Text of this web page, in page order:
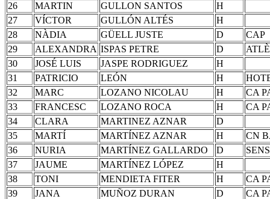
26
MARTIN GULLON SANTOS
H
27
VÍCTOR GULLÓN ALTÉS
H
28
NÀDIA GÜELL JUSTE D
CAP
29
ALEXANDRA ISPAS PETRE D
30
JOSÉ LUIS JASPE RODRIGUEZ
H
31
PATRICIO LEÓN H
32
MARC LOZANO NICOLAU H
CA
33
FRANCESC LOZANO ROCA H
CA
34
CLARA MARTINEZ AZNAR
D
35
MARTÍ MARTÍNEZ AZNAR H
CN
36
NURIA MARTÍNEZ GALLARDO D
37
JAUME MARTÍNEZ LÓPEZ
H
38
TONI MENDIETA FITER H
CA
39
JANA MUÑOZ DURAN D
CA